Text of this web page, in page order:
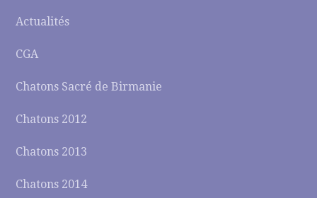
Actualités
CGA
Chatons Sacré de Birmanie
Chatons 2012
Chatons 2013
Chatons 2014